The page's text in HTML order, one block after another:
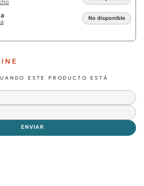
No disponible
ESTE PRODUCTO ESTÁ
ENVIAR